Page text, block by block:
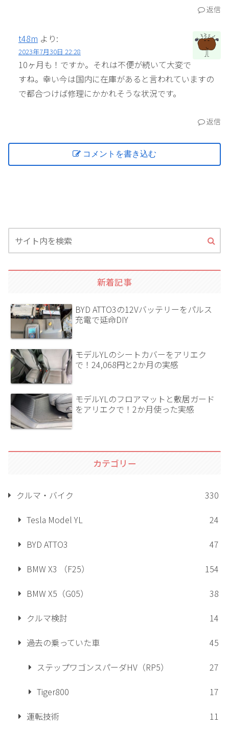
返信
t48m より:
2023年7月30日 22:28
10ヶ月も！ですか。それは不便が続いて大変で
すね。幸い今は国内に在庫があると言われていますの
で都合つけば修理にかかれそうな状況です。
返信
コメントを書き込む
新着記事
BYD ATTO3の12Vバッテリーをパルス
充電で延命DIY
モデルYLのシートカバーをアリエク
で！24,068円と2か月の実感
モデルYLのフロアマットと敷居ガード
をアリエクで！2か月使った実感
カテゴリー
クルマ・バイク
330
Tesla Model YL
24
BYD ATTO3
47
BMW X3 （F25）
154
BMW X5（G05）
38
クルマ検討
14
過去の乗っていた車
45
ステップワゴンスパーダHV（RP5）
27
Tiger800
17
運転技術
11